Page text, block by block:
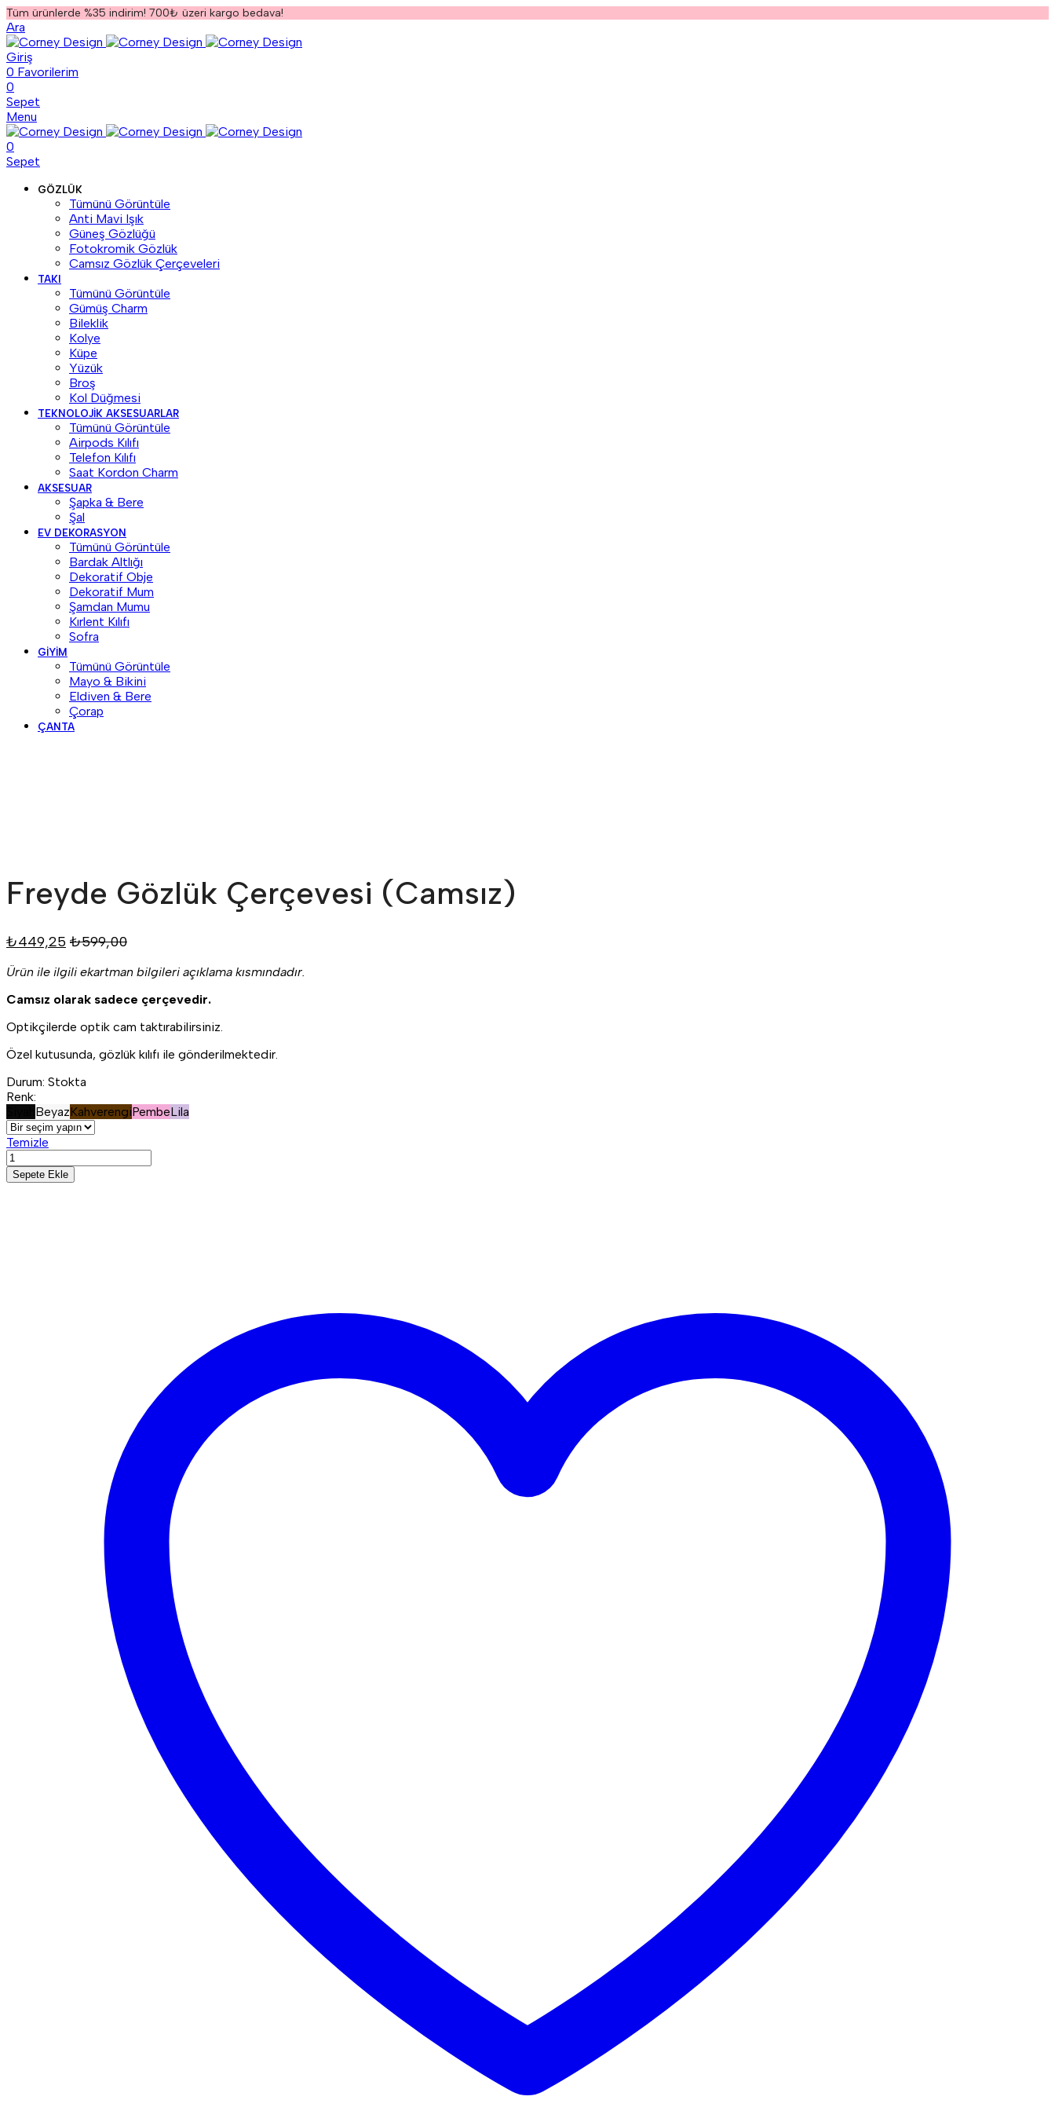
Tüm ürünlerde %35 indirim! 700₺ üzeri kargo bedava!
Ara
Giriş
0 Favorilerim
0
Sepet
Menu
0
Sepet
GÖZLÜK
Tümünü Görüntüle
Anti Mavi Işık
Güneş Gözlüğü
Fotokromik Gözlük
Camsız Gözlük Çerçeveleri
TAKI
Tümünü Görüntüle
Gümüş Charm
Bileklik
Kolye
Küpe
Yüzük
Broş
Kol Düğmesi
TEKNOLOJIK AKSESUARLAR
Tümünü Görüntüle
Airpods Kılıfı
Telefon Kılıfı
Saat Kordon Charm
AKSESUAR
Şapka & Bere
Şal
EV DEKORASYON
Tümünü Görüntüle
Bardak Altlığı
Dekoratif Obje
Dekoratif Mum
Şamdan Mumu
Kırlent Kılıfı
Sofra
GIYIM
Tümünü Görüntüle
Mayo & Bikini
Eldiven & Bere
Çorap
ÇANTA
Freyde Gözlük Çerçevesi (Camsız)
₺449,25 ₺599,00
Ürün ile ilgili ekartman bilgileri açıklama kısmındadır.
Camsız olarak sadece çerçevedir.
Optikçilerde optik cam taktırabilirsiniz.
Özel kutusunda, gözlük kılıfı ile gönderilmektedir.
Durum: Stokta
Renk:
BeyazKahverengiPembeLila
Temizle
Sepete Ekle